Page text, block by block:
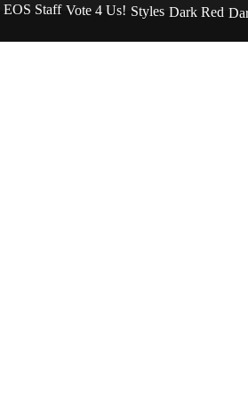
EOS Staff Vote 4 Us! Styles Dark Red